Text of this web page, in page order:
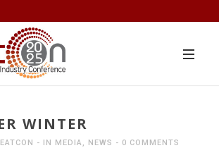
WINTER
IN MEDIA, NEWS 0 COMMENTS